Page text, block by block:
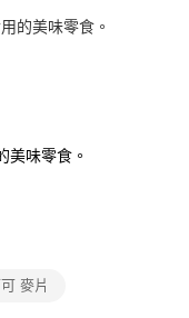
的美味零食。
美味零食。
麥片